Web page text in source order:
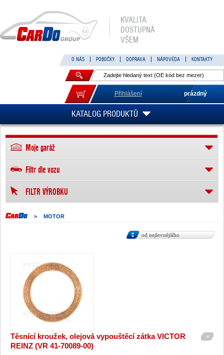
KVALITA
DOSTUPNÁ
VŠEM
O NÁS POBOČKY DOPRAVA NÁPOVĚDA KONTAKTY
Přihlášení prázdný
KATALOG PRODUKTŮ
> MOTOR
od nejlevnějšího
+
Těsnící kroužek, olejová vypouštěcí zátka VICTOR
REINZ (VR 41-70089-00)
Moje garáž
Filtr dle vozu
FILTR VÝROBKU